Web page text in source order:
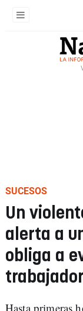
SUCESOS
Un
alerta a
obliga a
Hasta primeras